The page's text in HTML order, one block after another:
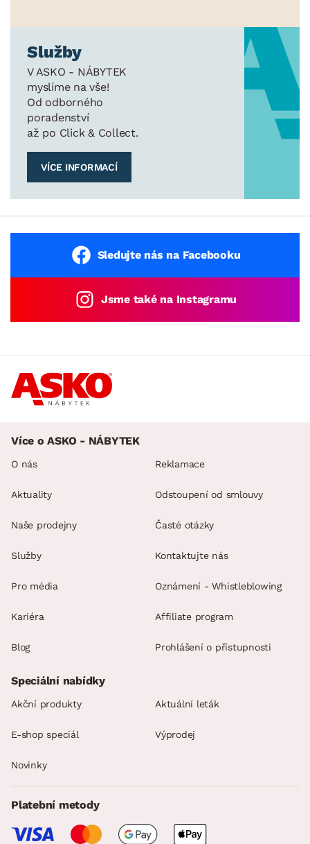
Služby
V ASKO - NÁBYTEK
myslíme na vše!
Od odborného
poradenství
až po Click & Collect.
VÍCE INFORMACÍ
Sledujte nás na Facebooku
Jsme také na Instagramu
Více o ASKO - NÁBYTEK
O nás
Aktuality
Naše prodejny
Služby
Pro média
Kariéra
Blog
Reklamace
Odstoupení od smlouvy
Časté otázky
Kontaktujte nás
Oznámení - Whistleblowing
Affiliate program
Prohlášení o přístupnosti
Speciální nabídky
Akční produkty Aktuální leták
E-shop speciál Výprodej
Novinky
Platební metody